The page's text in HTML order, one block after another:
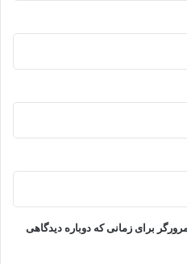
برای زمانی که دوباره دیدگاهی